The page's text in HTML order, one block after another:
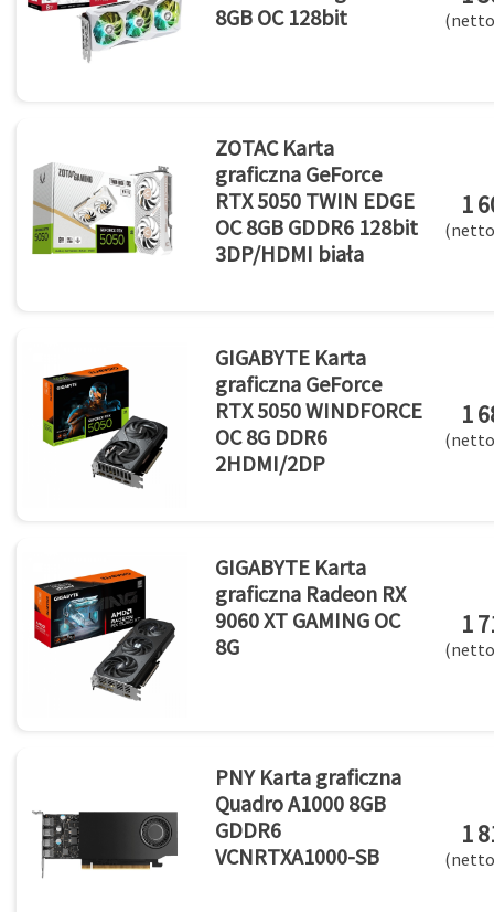
8GB OC 128bit
1
ZOTAC Karta
graficzna GeForce
RTX 5050 TWIN EDGE
OC 8GB GDDR6 128bit
3DP/HDMI biała
1
GIGABYTE Karta
graficzna GeForce
RTX 5050 WINDFORCE
OC 8G DDR6
2HDMI/2DP
1
GIGABYTE Karta
graficzna Radeon RX
9060 XT GAMING OC
8G
1
PNY Karta graficzna
Quadro A1000 8GB
GDDR6
VCNRTXA1000-SB